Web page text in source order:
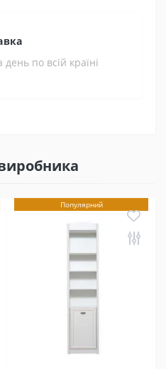
по всій країні
Популярний